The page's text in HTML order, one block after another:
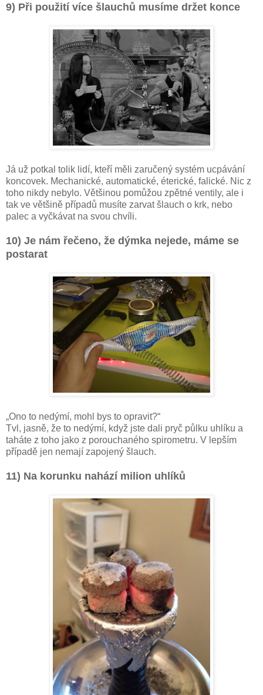
9) Při použití více šlauchů musíme držet konce
Já už potkal tolik lidí, kteří měli zaručený systém ucpávání
koncovek. Mechanické, automatické, éterické, falické. Nic z
toho nikdy nebylo. Většinou pomůžou zpětné ventily, ale i
tak ve většině případů musíte zarvat šlauch o krk, nebo
palec a vyčkávat na svou chvíli.
10) Je nám řečeno, že dýmka nejede, máme se
postarat
„Ono to nedýmí, mohl bys to opravit?“
Tvl, jasně, že to nedýmí, když jste dali pryč půlku uhlíku a
taháte z toho jako z porouchaného spirometru. V lepším
případě jen nemají zapojený šlauch.
11) Na korunku nahází milion uhlíků